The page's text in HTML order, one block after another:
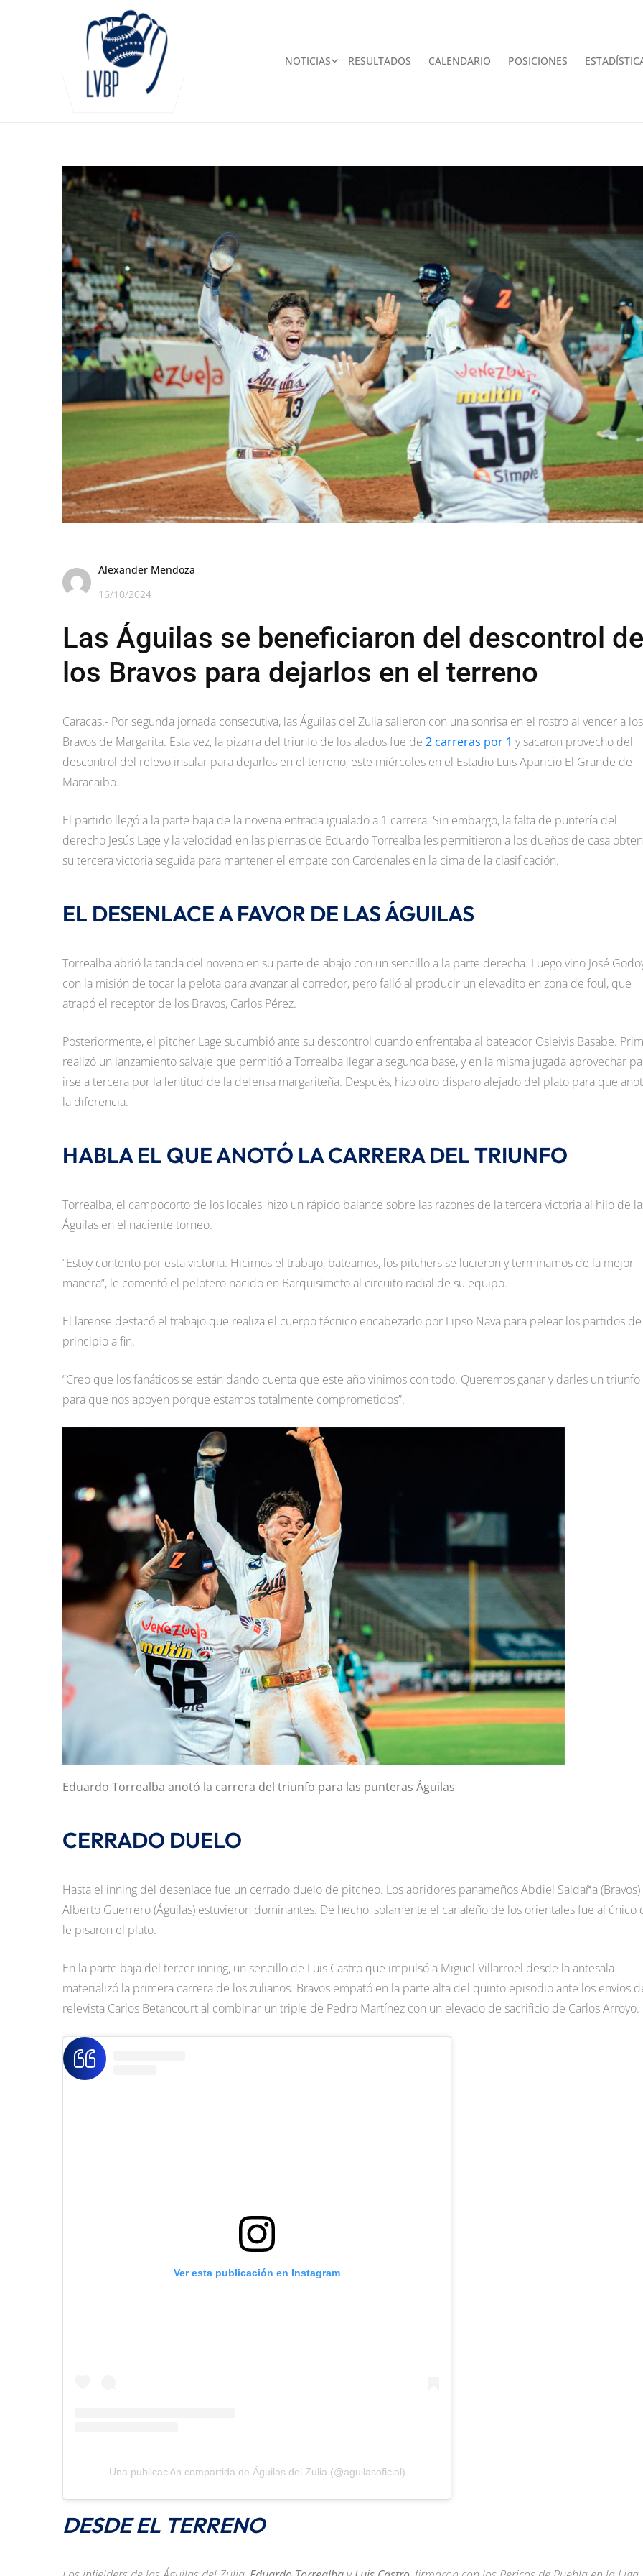
NOTICIAS RESULTADOS CALENDARIO POSICIONES
Alexander Mendoza
16/10/2024
Las Águilas se beneficiaron del descontrol de
los Bravos para dejarlos en el terreno
Caracas.- Por segunda jornada consecutiva, las Águilas del Zulia salieron con una sonrisa en el rostro al vencer a los
Bravos de Margarita. Esta vez, la pizarra del triunfo de los alados fue de 2 carreras por 1 y sacaron provecho del
descontrol del relevo insular para dejarlos en el terreno, este miércoles en el Estadio Luis Aparicio El Grande de
Maracaibo.
El partido llegó a la parte baja de la novena entrada igualado a 1 carrera. Sin embargo, la falta de puntería del
derecho Jesús Lage y la velocidad en las piernas de Eduardo Torrealba les permitieron a los dueños de casa
su tercera victoria seguida para mantener el empate con Cardenales en la cima de la clasificación.
EL DESENLACE A FAVOR DE LAS ÁGUILAS
Torrealba abrió la tanda del noveno en su parte de abajo con un sencillo a la parte derecha. Luego vino José
con la misión de tocar la pelota para avanzar al corredor, pero falló al producir un elevadito en zona de foul, que
atrapó el receptor de los Bravos, Carlos Pérez.
Posteriormente, el pitcher Lage sucumbió ante su descontrol cuando enfrentaba al bateador Osleivis Basabe.
realizó un lanzamiento salvaje que permitió a Torrealba llegar a segunda base, y en la misma jugada aprovechar
irse a tercera por la lentitud de la defensa margariteña. Después, hizo otro disparo alejado del plato para que
la diferencia.
HABLA EL QUE ANOTÓ LA CARRERA DEL TRIUNFO
Torrealba, el campocorto de los locales, hizo un rápido balance sobre las razones de la tercera victoria al hilo de
Águilas en el naciente torneo.
“Estoy contento por esta victoria. Hicimos el trabajo, bateamos, los pitchers se lucieron y terminamos de la mejor
manera”, le comentó el pelotero nacido en Barquisimeto al circuito radial de su equipo.
El larense destacó el trabajo que realiza el cuerpo técnico encabezado por Lipso Nava para pelear los partidos de
principio a fin.
“Creo que los fanáticos se están dando cuenta que este año vinimos con todo. Queremos ganar y darles un triunfo
para que nos apoyen porque estamos totalmente comprometidos”.
Eduardo Torrealba anotó la carrera del triunfo para las punteras Águilas
CERRADO DUELO
Hasta el inning del desenlace fue un cerrado duelo de pitcheo. Los abridores panameños Abdiel Saldaña (Bravos)
Alberto Guerrero (Águilas) estuvieron dominantes. De hecho, solamente el canaleño de los orientales fue al único
le pisaron el plato.
En la parte baja del tercer inning, un sencillo de Luis Castro que impulsó a Miguel Villarroel desde la antesala
materializó la primera carrera de los zulianos. Bravos empató en la parte alta del quinto episodio ante los envíos
relevista Carlos Betancourt al combinar un triple de Pedro Martínez con un elevado de sacrificio de Carlos Arroyo.
Ver esta publicación en Instagram
Una publicación compartida de Águilas del Zulia (@aguilasoficial)
DESDE EL TERRENO